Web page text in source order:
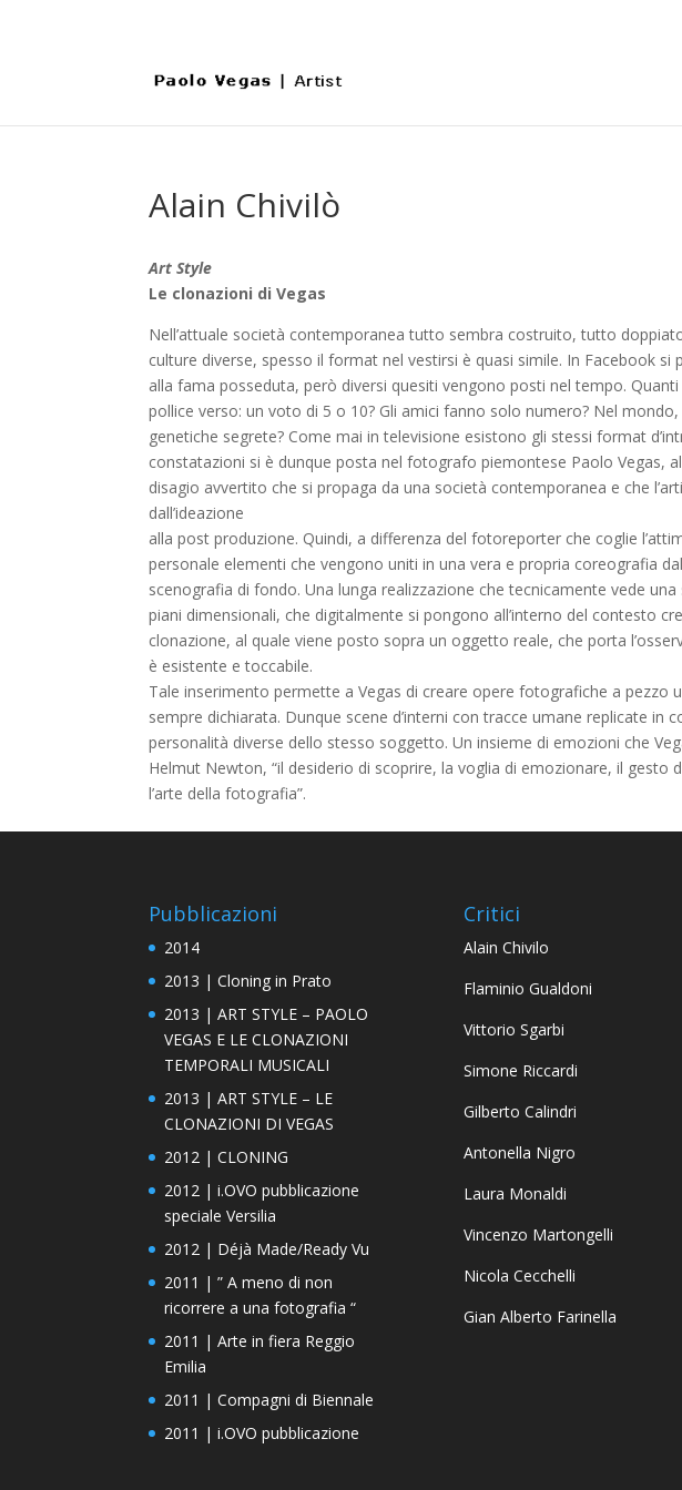
Alain Chivilò
Art Style
Le clonazioni di Vegas
Nell’attuale società contemporanea tutto sembra costruito, tutto
culture diverse, spesso il format nel vestirsi è quasi simile. In Facebook si
alla fama posseduta, però diversi quesiti vengono posti nel tempo.
pollice verso: un voto di 5 o 10? Gli amici fanno solo numero? Nel
genetiche segrete? Come mai in televisione esistono gli stessi format
constatazioni si è dunque posta nel fotografo piemontese Paolo Vegas,
disagio avvertito che si propaga da una società contemporanea e che
dall’ideazione
alla post produzione. Quindi, a differenza del fotoreporter che coglie
personale elementi che vengono uniti in una vera e propria coreografia
scenografia di fondo. Una lunga realizzazione che tecnicamente vede
piani dimensionali, che digitalmente si pongono all’interno del contesto
clonazione, al quale viene posto sopra un oggetto reale, che porta
è esistente e toccabile.
Tale inserimento permette a Vegas di creare opere fotografiche a pezzo
sempre dichiarata. Dunque scene d’interni con tracce umane replicate
personalità diverse dello stesso soggetto. Un insieme di emozioni che
Helmut Newton, “il desiderio di scoprire, la voglia di emozionare, il gesto
l’arte della fotografia”.
Pubblicazioni
2014
2013 | Cloning in Prato
2013 | ART STYLE – PAOLO
VEGAS E LE CLONAZIONI
TEMPORALI MUSICALI
2013 | ART STYLE – LE
CLONAZIONI DI VEGAS
2012 | CLONING
2012 | i.OVO pubblicazione
speciale Versilia
2012 | Déjà Made/Ready Vu
2011 | ” A meno di non
ricorrere a una fotografia “
2011 | Arte in fiera Reggio
Emilia
2011 | Compagni di Biennale
2011 | i.OVO pubblicazione
Critici
Alain Chivilo
Flaminio Gualdoni
Vittorio Sgarbi
Simone Riccardi
Gilberto Calindri
Antonella Nigro
Laura Monaldi
Vincenzo Martongelli
Nicola Cecchelli
Gian Alberto Farinella